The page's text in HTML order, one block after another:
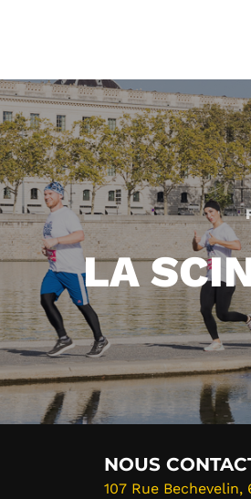
LA
NOUS
107 Rue Bechevelin,